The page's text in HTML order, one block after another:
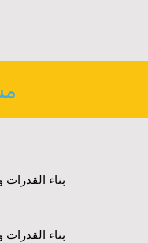
بناء القدرات
بناء القدرات